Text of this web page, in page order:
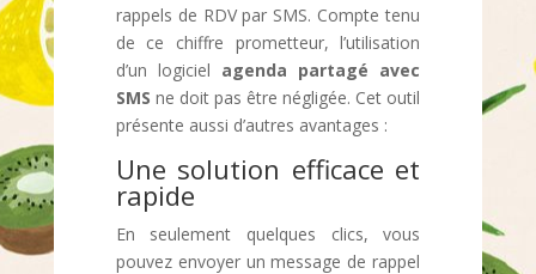
rappels de RDV par SMS. Compte tenu
de ce chiffre prometteur, l’utilisation
d’un logiciel agenda partagé avec
SMS ne doit pas être négligée. Cet outil
présente aussi d’autres avantages :
Une solution efficace et
rapide
En seulement quelques clics, vous
pouvez envoyer un message de rappel